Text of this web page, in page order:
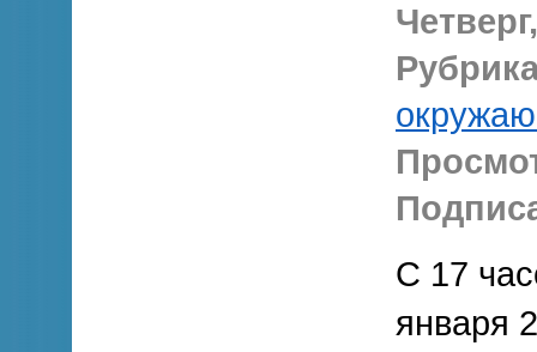
С 17
января